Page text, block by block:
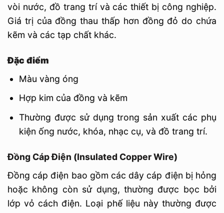
vòi nước, đồ trang trí và các thiết bị công nghiệp.
Giá trị của đồng thau thấp hơn đồng đỏ do chứa
kẽm và các tạp chất khác.
Đặc điểm
Màu vàng óng
Hợp kim của đồng và kẽm
Thường được sử dụng trong sản xuất các phụ
kiện ống nước, khóa, nhạc cụ, và đồ trang trí.
Đồng Cáp Điện (Insulated Copper Wire)
Đồng cáp điện bao gồm các dây cáp điện bị hỏng
hoặc không còn sử dụng, thường được bọc bởi
lớp vỏ cách điện. Loại phế liệu này thường được